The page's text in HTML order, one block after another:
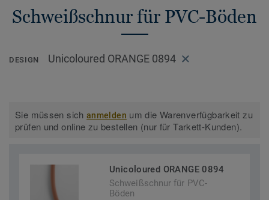
Schweißschnur für PVC-Böden
DESIGN Unicoloured ORANGE 0894
Sie müssen sichanmelden um die Warenverfügbarkeit zu
prüfen und online zu bestellen (nur für Tarkett-Kunden).
Unicoloured ORANGE 0894
Schweißschnur für PVC-
Böden